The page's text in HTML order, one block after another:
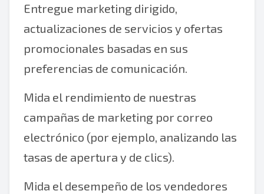
Entregue marketing dirigido,
actualizaciones de servicios y ofertas
promocionales basadas en sus
preferencias de comunicación.
Mida el rendimiento de nuestras
campañas de marketing por correo
electrónico (por ejemplo, analizando las
tasas de apertura y de clics).
Mida el desempeño de los vendedores